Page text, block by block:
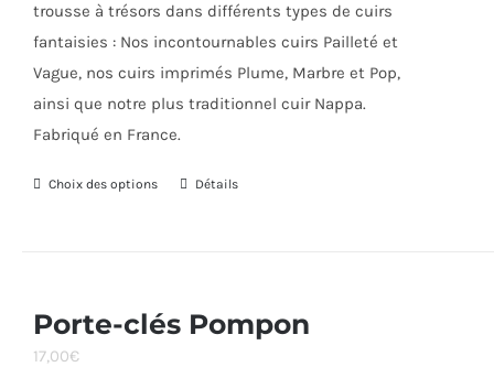
trousse à trésors dans différents types de cuirs
fantaisies : Nos incontournables cuirs Pailleté et
Vague, nos cuirs imprimés Plume, Marbre et Pop,
ainsi que notre plus traditionnel cuir Nappa.
Fabriqué en France.
Choix des options
Ce
variations.
Les
Détails
Porte-clés Pompon
17,00€